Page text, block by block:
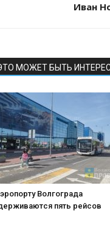
Иван
МОЖЕТ БЫТЬ
Волгограда
пять рейсов